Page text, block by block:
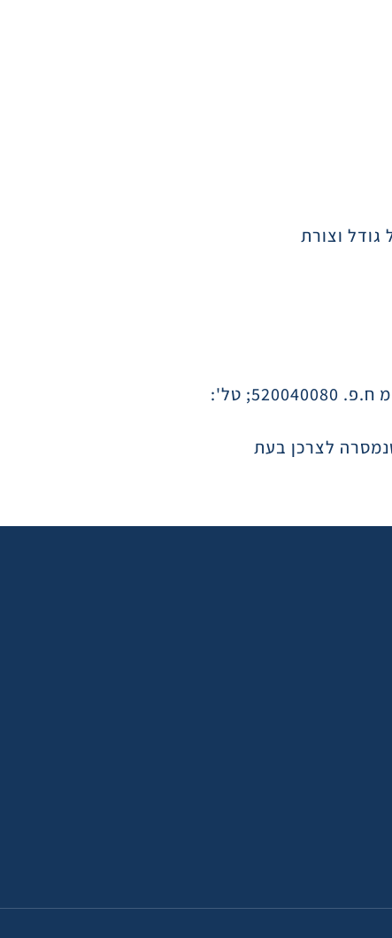
גודל וצורת
אחריות לפעילותו התקינה של המוצר תינתן, למשך שנתיים/שנה ממועד הרכישה, על ידי היבואן, כמיפל בע"מ ח.פ. 520040080; טל':
לצרכן בעת